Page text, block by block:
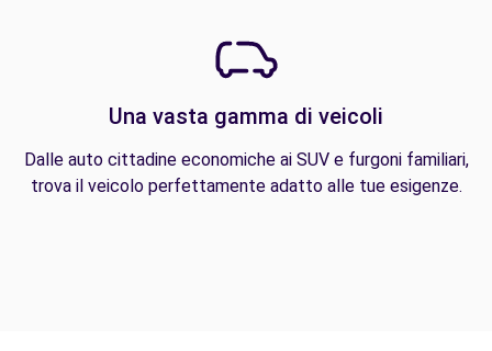
Una vasta gamma di veicoli
Dalle auto cittadine economiche ai SUV e furgoni familiari,
trova il veicolo perfettamente adatto alle tue esigenze.